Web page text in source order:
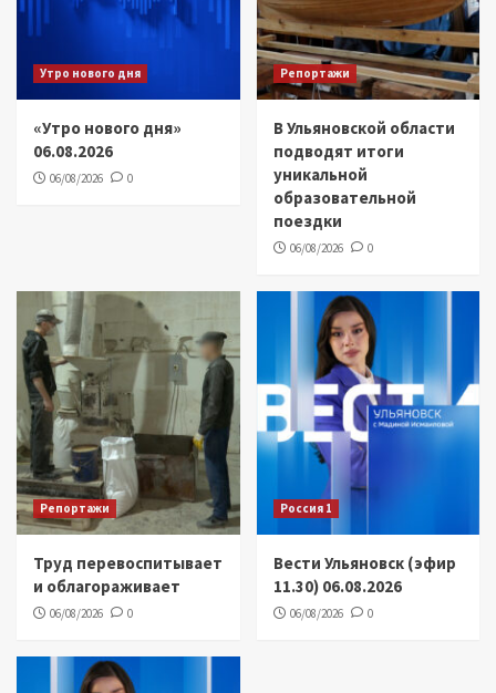
Утро нового дня
«Утро нового дня»
06.08.2026
06/08/2026 0
Репортажи
В Ульяновской области
подводят итоги
уникальной
образовательной
поездки
06/08/2026 0
Репортажи
Труд перевоспитывает
и облагораживает
06/08/2026 0
Россия 1
Вести Ульяновск (эфир
11.30) 06.08.2026
06/08/2026 0